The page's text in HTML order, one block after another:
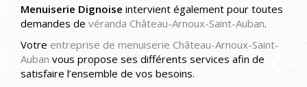
Menuiserie Dignoise intervient également pour toutes
demandes de véranda Château-Arnoux-Saint-Auban.
Votre entreprise de menuiserie Château-Arnoux-Saint-
Auban vous propose ses différents services afin de
satisfaire l’ensemble de vos besoins.